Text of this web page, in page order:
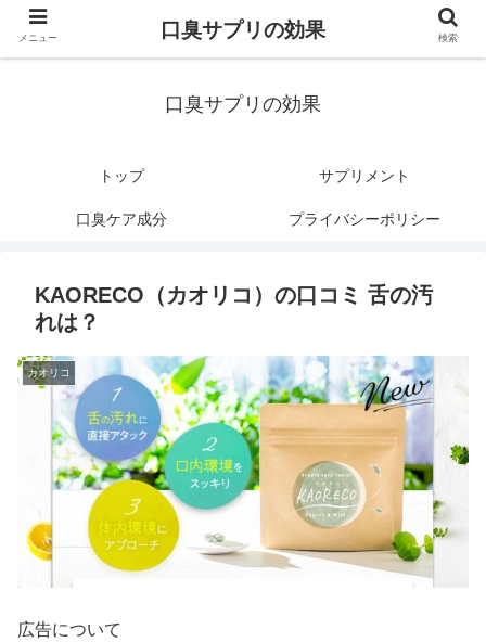
口臭サプリの効果
トップ サプリメント
口臭ケア成分 プライバシーポリシー
KAORECO（カオリコ）の口コミ 舌の汚
れは？
カオリコ
広告について
メニュー 口臭サプリの効果 検索